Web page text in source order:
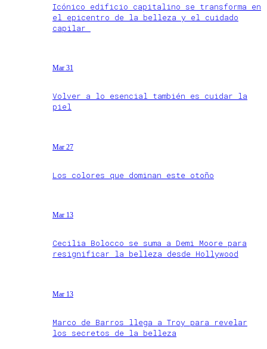
Icónico edificio capitalino se transforma en
el epicentro de la belleza y el cuidado
capilar
Mar 31
Volver a lo esencial también es cuidar la
piel
Mar 27
Los colores que dominan este otoño
Mar 13
Cecilia Bolocco se suma a Demi Moore para
resignificar la belleza desde Hollywood
Mar 13
Marco de Barros llega a Troy para revelar
los secretos de la belleza